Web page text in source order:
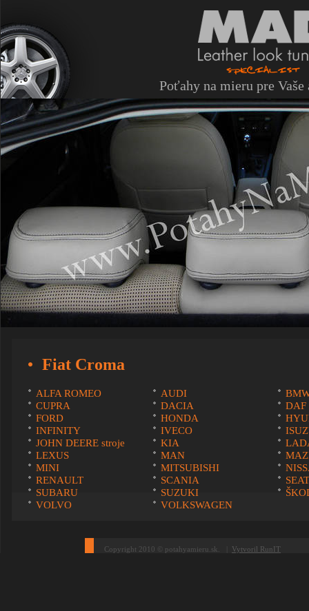
Poťahy na mieru pre Vaše
Fiat Croma
ALFA ROMEO AUDI
CUPRA
DACIA
DAF
FORD
HONDA
INFINITY
IVECO
JOHN DEERE stroje
KIA
LEXUS
MAN
MINI
MITSUBISHI
RENAULT
SCANIA
SEAT
SUBARU
SUZUKI
VOLVO
VOLKSWAGEN
Copyright 2010 © potahyamieru.sk. | Vytvoril RunIT